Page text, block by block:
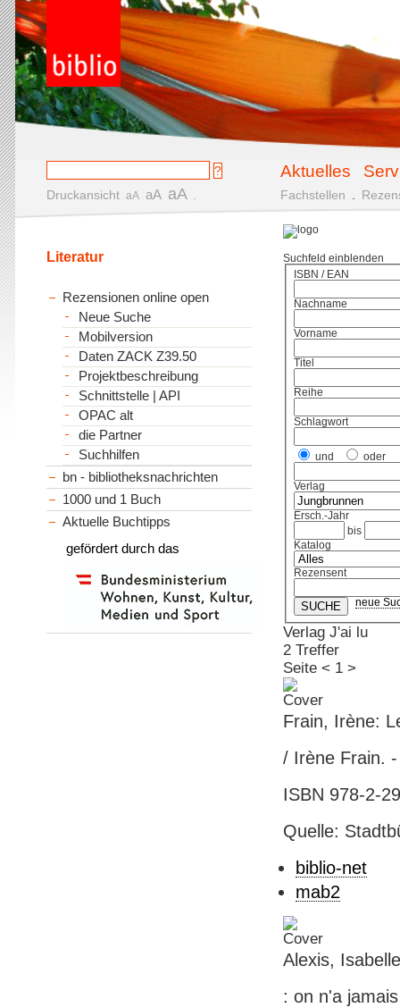
Aktuelles
Druckansicht aA aA aA Fachstellen
Suchfeld einblenden
ISBN / EAN
Nachname
Vorname
Titel
Reihe
Schlagwort
und oder
Verlag
Ersch.-Jahr
bis
Katalog
Rezensent
neue
Verlag J'ai lu
2 Treffer
Seite < 1 >
Frain, Irène:
/ Irène Frain.
ISBN 978-2-
Quelle:
biblio-net
mab2
Alexis,
: on n'a
Literatur
Rezensionen online open
Neue Suche
Mobilversion
Daten ZACK Z39.50
Projektbeschreibung
Schnittstelle | API
OPAC alt
die Partner
Suchhilfen
bn - bibliotheksnachrichten
1000 und 1 Buch
Aktuelle Buchtipps
gefördert durch das